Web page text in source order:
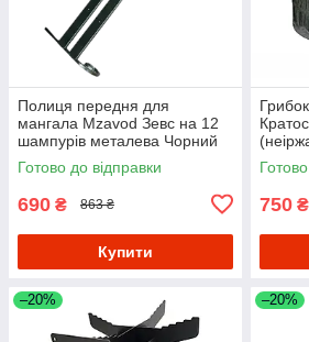
Полиця передня для
мангала Mzavod Зевс на 12
шампурів металева Чорний
Готово до відправки
690 ₴ 863 ₴
Купити
750 ₴
–20% –20%